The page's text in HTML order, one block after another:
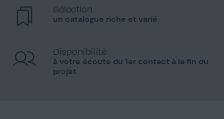
Sélection
un catalogue riche et varié
Disponibilité
à votre écoute du 1er contact à la fin du
projet